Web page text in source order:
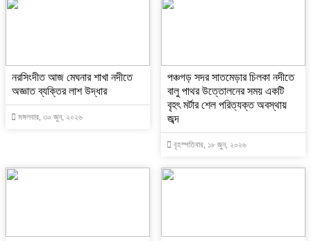
নরসিংদীত আজ মেঘনার শাখা নদীতে
অজ্ঞাত ব্যক্তির লাশ উদ্ধার
মঙ্গলবার, ৩০ জুন, ২০২৬
পঞ্চগড় সদর সাতমেড়ার চিলকা নদীতে
বালু পাথর উত্তোলনের সময় একটি
বৃহৎ মর্টার শেল পরিত্যক্ত অবস্থায়
জব্দ
বৃহস্পতিবার, ১৮ জুন, ২০২৬